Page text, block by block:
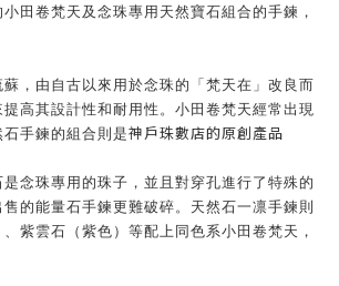
田卷梵天及念珠專用天然寶石組合的手鍊，
，由自古以來用於念珠的「梵天在」 改良而
高其設計性和耐用性。 小田卷梵天經常出現
手鍊的組合則是神戶珠數店的原創產品
念珠專用的珠子， 並且對穿孔進行了特殊的
售的能量石手鍊更難破碎。天然石一凛手鍊則
紫雲石（紫色） 等配上同色系小田卷梵天，